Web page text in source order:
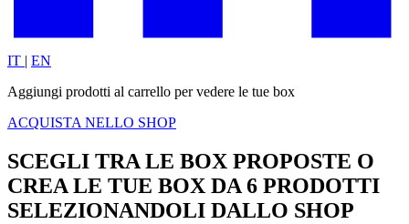
IT
EN
Aggiungi prodotti al carrello per vedere le tue box
ACQUISTA NELLO SHOP
SCEGLI TRA LE BOX PROPOSTE O
CREA LE TUE BOX DA 6 PRODOTTI
SELEZIONANDOLI DALLO SHOP